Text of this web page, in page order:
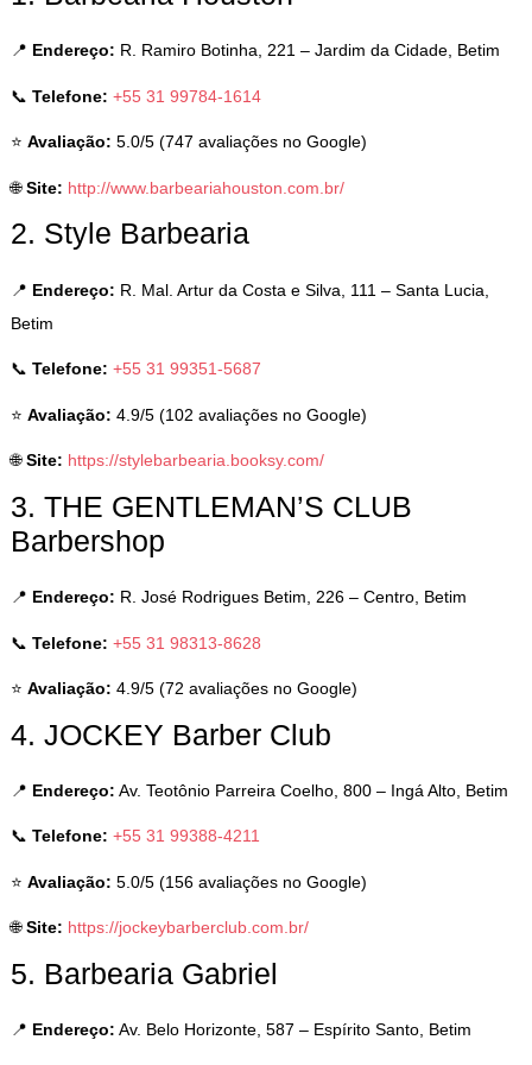
📍 Endereço: R. Ramiro Botinha, 221 – Jardim da Cidade, Betim
📞 Telefone: +55 31 99784-1614
⭐ Avaliação: 5.0/5 (747 avaliações no Google)
🌐Site: http://www.barbeariahouston.com.br/
2. Style Barbearia
📍 Endereço: R. Mal. Artur da Costa e Silva, 111 – Santa Lucia,
Betim
📞 Telefone: +55 31 99351-5687
⭐ Avaliação: 4.9/5 (102 avaliações no Google)
🌐Site: https://stylebarbearia.booksy.com/
3. THE GENTLEMAN’S CLUB
Barbershop
📍 Endereço: R. José Rodrigues Betim, 226 – Centro, Betim
📞 Telefone: +55 31 98313-8628
⭐ Avaliação: 4.9/5 (72 avaliações no Google)
4. JOCKEY Barber Club
📍 Endereço: Av. Teotônio Parreira Coelho, 800 – Ingá Alto, Betim
📞 Telefone: +55 31 99388-4211
⭐ Avaliação: 5.0/5 (156 avaliações no Google)
🌐Site: https://jockeybarberclub.com.br/
5. Barbearia Gabriel
📍 Endereço: Av. Belo Horizonte, 587 – Espírito Santo, Betim